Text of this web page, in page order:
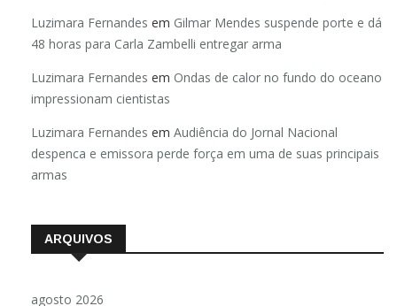
Luzimara Fernandes em Gilmar Mendes suspende porte e dá
48 horas para Carla Zambelli entregar arma
Luzimara Fernandes em Ondas de calor no fundo do oceano
impressionam cientistas
Luzimara Fernandes em Audiência do Jornal Nacional
despenca e emissora perde força em uma de suas principais
armas
ARQUIVOS
agosto 2026